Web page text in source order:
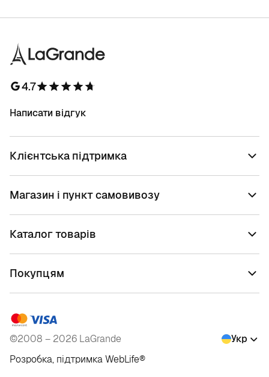
4.7
Написати відгук
Клієнтська підтримка
Магазин і пункт самовивозу
Каталог товарів
Покупцям
©2008 – 2026 LaGrande
Укр
Розробка, підтримкаWebLife®